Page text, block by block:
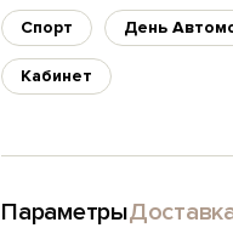
Спорт День
Кабинет
Параметры